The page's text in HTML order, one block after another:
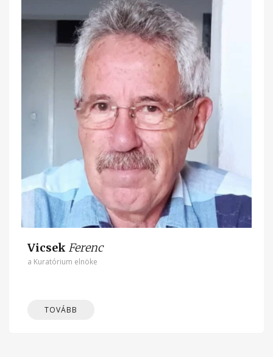
Vicsek Ferenc
a Kuratórium elnöke
TOVÁBB